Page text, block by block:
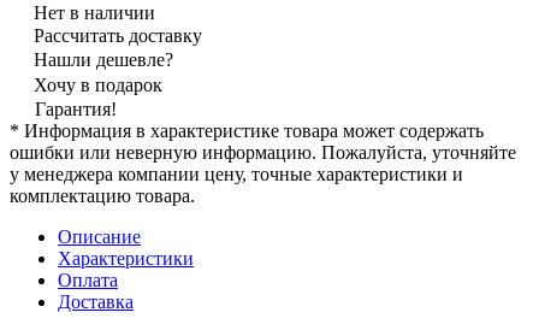
Нет в наличии
Рассчитать доставку
Нашли дешевле?
Хочу в подарок
Гарантия!
* Информация в характеристике товара может содержать
ошибки или неверную информацию. Пожалуйста, уточняйте
у менеджера компании цену, точные характеристики и
комплектацию товара.
Описание
Характеристики
Оплата
Доставка